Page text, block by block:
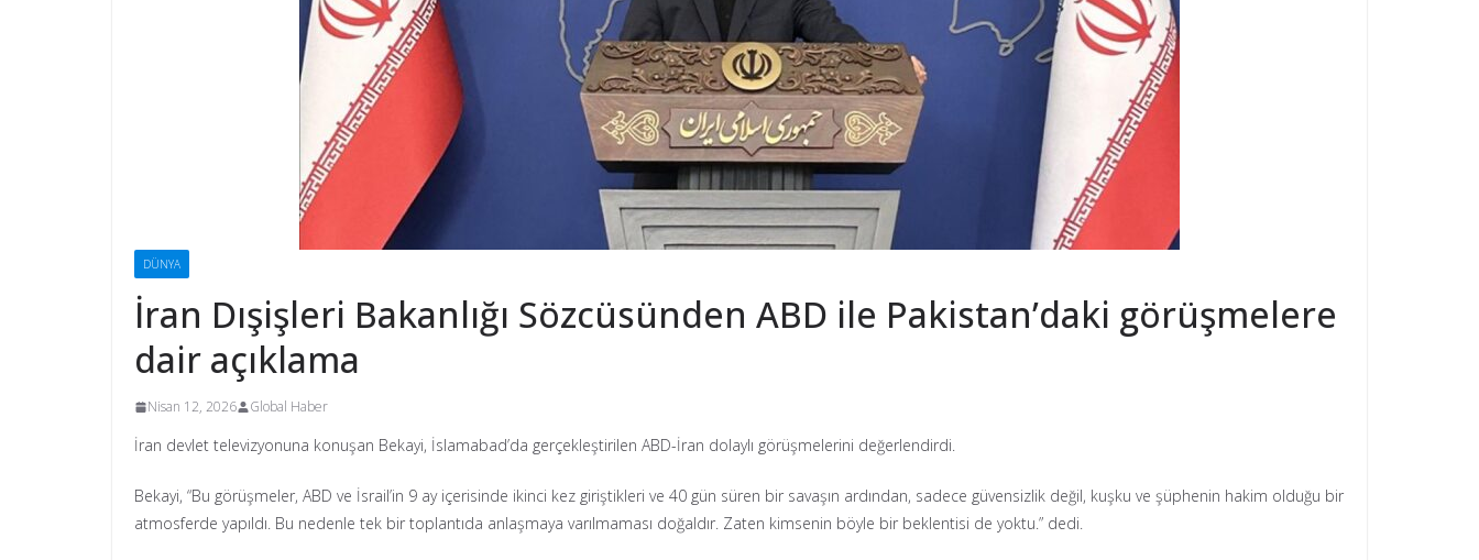
DÜNYA
İran Dışişleri Bakanlığı Sözcüsünden ABD ile Pakistan’daki görüşmelere
dair açıklama
Nisan 12, 2026 Global Haber
İran devlet televizyonuna konuşan Bekayi, İslamabad’da gerçekleştirilen ABD-İran dolaylı görüşmelerini değerlendirdi.
Bekayi, “Bu görüşmeler, ABD ve İsrail’in 9 ay içerisinde ikinci kez giriştikleri ve 40 gün süren bir savaşın ardından, sadece güvensizlik değil, kuşku ve şüphenin hakim olduğu bir
atmosferde yapıldı. Bu nedenle tek bir toplantıda anlaşmaya varılmaması doğaldır. Zaten kimsenin böyle bir beklentisi de yoktu.” dedi.